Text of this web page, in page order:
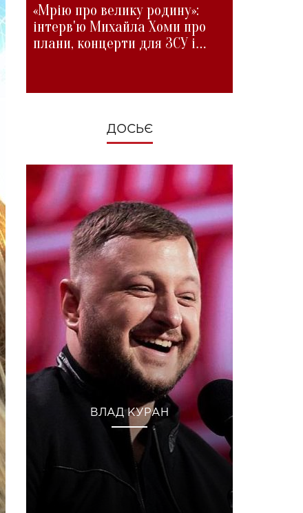
«Мрію про велику родину»:
інтерв'ю Михайла Хоми про
плани, концерти для ЗСУ і
ДОСЬЄ
ВЛАД КУРАН